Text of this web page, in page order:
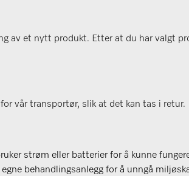
av et nytt produkt. Etter at du har valgt
vår transportør, slik at det kan tas i retur.
strøm eller batterier for å kunne
behandlingsanlegg for å unngå